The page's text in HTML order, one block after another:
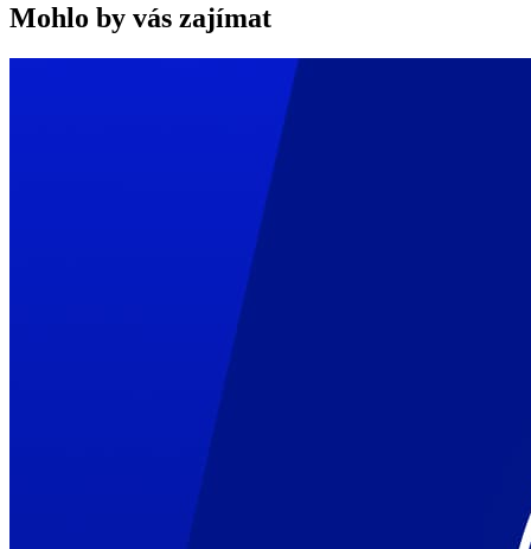
Mohlo by vás zajímat